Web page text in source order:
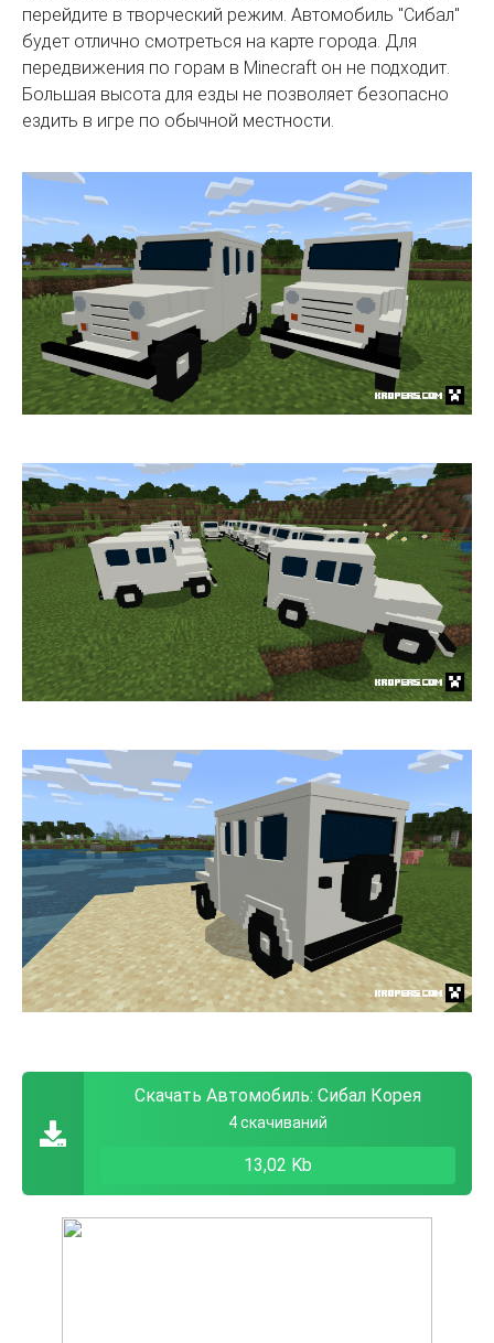
перейдите в творческий режим. Автомобиль "Сибал"
будет отлично смотреться на карте города. Для
передвижения по горам в Minecraft он не подходит.
Большая высота для езды не позволяет безопасно
ездить в игре по обычной местности.
Скачать Автомобиль: Сибал Корея
4 скачиваний
13,02 Kb